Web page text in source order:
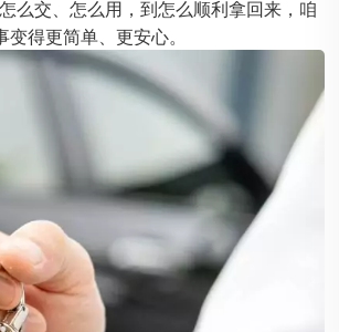
么交、怎么用，到怎么顺利拿回来，咱
得更简单、更安心。